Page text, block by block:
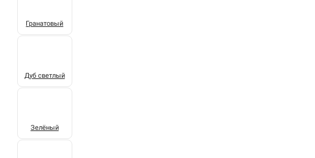
Гранатовый
Дуб светлый
Зелёный